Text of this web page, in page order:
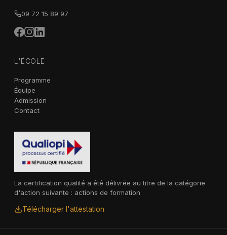
09 72 15 89 97
L'ÉCOLE
Programme
Équipe
Admission
Contact
La certification qualité a été délivrée au titre de la catégorie
d'action suivante : actions de formation
Télécharger l'attestation